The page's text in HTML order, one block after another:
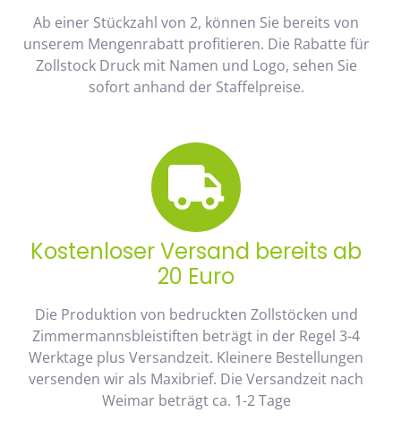
Ab einer Stückzahl von 2, können Sie bereits von
unserem Mengenrabatt profitieren. Die Rabatte für
Zollstock Druck mit Namen und Logo, sehen Sie
sofort anhand der Staffelpreise.
Kostenloser Versand bereits ab
20 Euro
Die Produktion von bedruckten Zollstöcken und
Zimmermannsbleistiften beträgt in der Regel 3-4
Werktage plus Versandzeit. Kleinere Bestellungen
versenden wir als Maxibrief. Die Versandzeit nach
Weimar beträgt ca. 1-2 Tage